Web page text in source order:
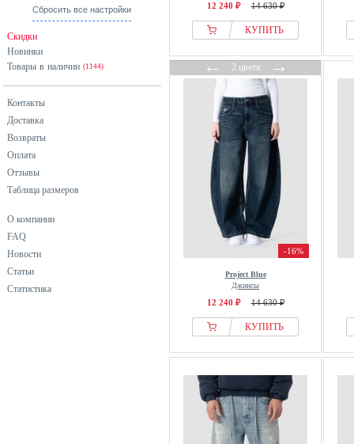
Сбросить все настройки
Скидки
Новинки
Товары в наличии (1144)
Контакты
Доставка
Возвраты
Оплата
Отзывы
Таблица размеров
О компании
FAQ
Новости
Статьи
Статистика
12 240 ₽ 14 630 ₽
КУПИТЬ
←2 цвета→
-16%
Project Blue
Джинсы
12 240 ₽ 14 630 ₽
КУПИТЬ